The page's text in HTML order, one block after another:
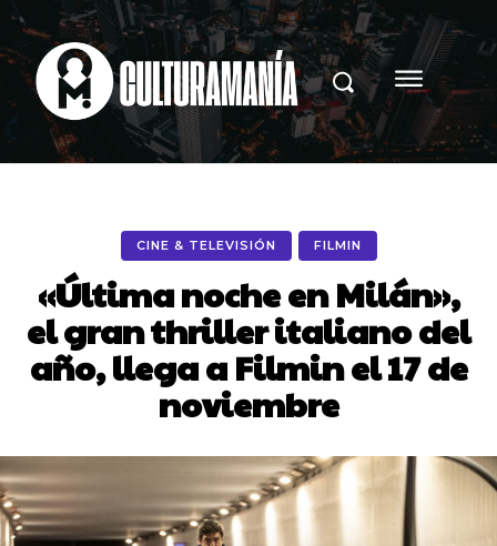
CINE & TELEVISIÓN FILMIN
«Última noche en Milán»,
el gran thriller italiano del
año, llega a Filmin el 17 de
noviembre